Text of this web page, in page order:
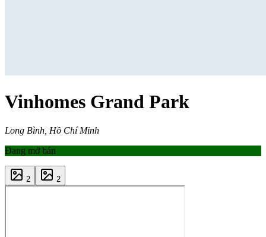
Vinhomes Grand Park
Long Bình, Hồ Chí Minh
Đang mở bán
2 2